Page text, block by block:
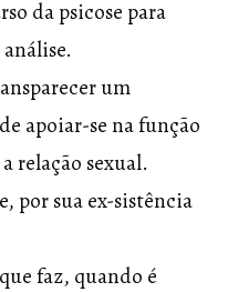
da psicose para
um
apoiar-se na função
relação sexual.
por sua ex-sistência
faz, quando é